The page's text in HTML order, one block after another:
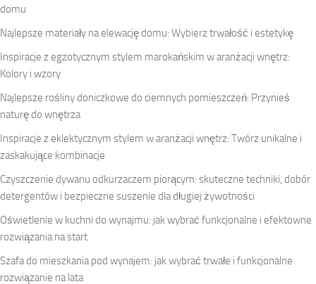
domu
Najlepsze materiały na elewację domu: Wybierz trwałość i estetykę
Inspiracje z egzotycznym stylem marokańskim w aranżacji wnętrz:
Kolory i wzory
Najlepsze rośliny doniczkowe do ciemnych pomieszczeń: Przynieś
naturę do wnętrza
Inspiracje z eklektycznym stylem w aranżacji wnętrz: Twórz unikalne i
zaskakujące kombinacje
Czyszczenie dywanu odkurzaczem piorącym: skuteczne techniki, dobór
detergentów i bezpieczne suszenie dla długiej żywotności
Oświetlenie w kuchni do wynajmu: jak wybrać funkcjonalne i efektowne
rozwiązania na start
Szafa do mieszkania pod wynajem: jak wybrać trwałe i funkcjonalne
rozwiązanie na lata